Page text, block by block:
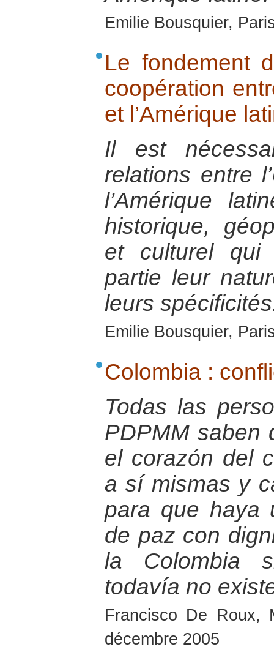
Emilie Bousquier,
Le fondement
coopération
et l’Amérique
Il est
relations entre
l’Amérique
historique,
et culturel qui
partie leur
leurs
Emilie Bousquier,
Colombia :
Todas las
PDPMM saben
el corazón del
a sí mismas y
para que haya
de paz con
la Colombia
todavía no
Francisco De Roux,
décembre 2005